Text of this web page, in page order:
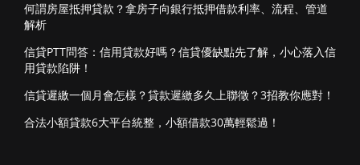
何謂房屋抵押貸款？拿房子向銀行抵押借款利率、流程、管道
解析
信貸PTT問答：信用貸款好嗎？信貸優缺點先了解，小心落入信
用貸款陷阱！
信貸遲繳一個月會怎樣？貸款遲繳多久上聯徵？3招教你應對！
合法小額貸款6大平台統整，小額借款30萬輕鬆過！